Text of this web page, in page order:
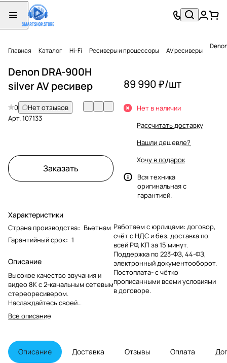
Главная Каталог Hi-Fi Ресиверы и процессоры AV ресиверы
Denon DRA-900H
silver AV ресивер
0
Нет отзывов
Арт.107133
Заказать
Характеристики
Страна производства: Вьетнам
Гарантийный срок: 1
Описание
Высокое качество звучания и
видео 8K с 2-канальным сетевым
стереоресивером.
Наслаждайтесь своей
коллекцией музыки и фильмов,
включая винил, компакт-диски,
разрешения, Blu-ray и даже
последний контент 8K, и все это
с помощью двухканальной
Все описание
89 990 ₽/шт
Нет в наличии
Рассчитать доставку
Нашли дешевле?
Хочу в подарок
Вся техника
оригинальная с
гарантией.
Работаем с юрлицами: договор,
счёт с НДС и без, доставка по
всей РФ, КП за 15 минут.
Поддержка по 223-ФЗ, 44-ФЗ,
электронный документооборот.
Постоплата- с чётко
прописанными всеми условиями
в договоре.
Описание Доставка Отзывы Оплата